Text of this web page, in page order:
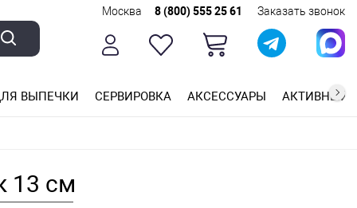
Москва 8 (800) 555 25 61 Заказать звонок
ВЫПЕЧКИ СЕРВИРОВКА АКСЕССУАРЫ АКТИВНЫЙ
13 см